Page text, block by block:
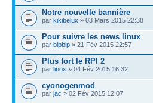
Notre nouvelle bannière
par kikibelux » 03 Mars 2015 22:38
Pour suivre les news linux
par bipbip » 21 Fév 2015 22:57
Plus fort le RPI 2
par linox » 04 Fév 2015 16:32
cyonogenmod
par jac » 02 Fév 2015 12:07